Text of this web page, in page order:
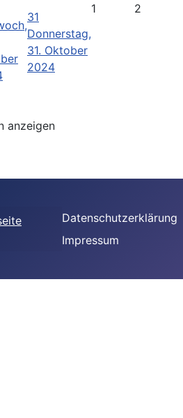
31
Donnerstag,
31. Oktober
2024
1 2
anzeigen
Datenschutzerklärung
Impressum